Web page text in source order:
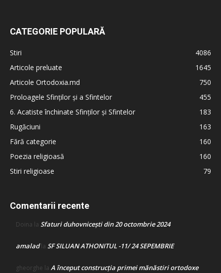
CATEGORIE POPULARĂ
Stiri
4086
Articole preluate
1645
Articole Ortodoxia.md
750
Proloagele Sfinților și a Sfintelor
455
6. Acatiste închinate Sfinților și Sfintelor
183
Rugăciuni
163
Fără categorie
160
Poezia religioasă
160
Stiri religioase
79
Comentarii recente
Doina la Sfaturi duhovnicești din 20 octombrie 2024
amaladla SF SILUAN ATHONITUL -11/ 24 SEPEMBRIE
gheorghe la A început construcţia primei mănăstiri ortodoxe